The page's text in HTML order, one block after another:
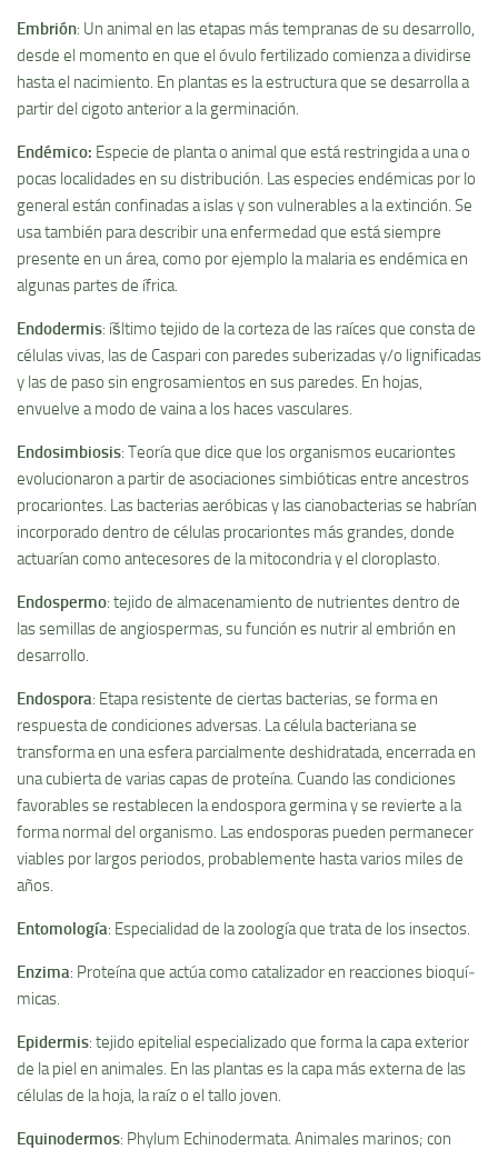
Embrión: Un animal en las etapas más tempranas de su desarrollo,
desde el momento en que el óvulo fertilizado comienza a dividirse
hasta el nacimiento. En plantas es la estructura que se desarrolla a
partir del cigoto anterior a la germinación.
Endémico: Especie de planta o animal que está restringida a una o
pocas localidades en su distribución. Las especies endémicas por lo
general están confinadas a islas y son vulnerables a la extinción. Se
usa también para describir una enfermedad que está siempre
presente en un área, como por ejemplo la malaria es endémica en
algunas partes de ífrica.
Endodermis: íšltimo tejido de la corteza de las raí­ces que consta de
células vivas, las de Caspari con paredes suberizadas y/o lignificadas
y las de paso sin engrosamientos en sus paredes. En hojas,
envuelve a modo de vaina a los haces vasculares.
Endosimbiosis: Teorí­a que dice que los organismos eucariontes
evolucionaron a partir de asociaciones simbióticas entre ancestros
procariontes. Las bacterias aeróbicas y las cianobacterias se habrí­an
incorporado dentro de células procariontes más grandes, donde
actuarí­an como antecesores de la mitocondria y el cloroplasto.
Endospermo: tejido de almacenamiento de nutrientes dentro de
las semillas de angiospermas, su función es nutrir al embrión en
desarrollo.
Endospora: Etapa resistente de ciertas bacterias, se forma en
respuesta de condiciones adversas. La célula bacteriana se
transforma en una esfera parcialmente deshidratada, encerrada en
una cubierta de varias capas de proteí­na. Cuando las condiciones
favorables se restablecen la endospora germina y se revierte a la
forma normal del organismo. Las endosporas pueden permanecer
viables por largos periodos, probablemente hasta varios miles de
años.
Entomologí­a: Especialidad de la zoologí­a que trata de los insectos.
Enzima: Proteí­na que actúa como catalizador en reacciones bioquí­
micas.
Epidermis: tejido epitelial especializado que forma la capa exterior
de la piel en animales. En las plantas es la capa más externa de las
células de la hoja, la raí­z o el tallo joven.
Equinodermos: Phylum Echinodermata. Animales marinos; con